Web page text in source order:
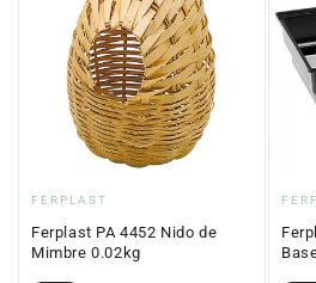
Fournisseur
:
FERPLAST
Ferplast PA 4452 Nido de
Mimbre 0.02kg
: